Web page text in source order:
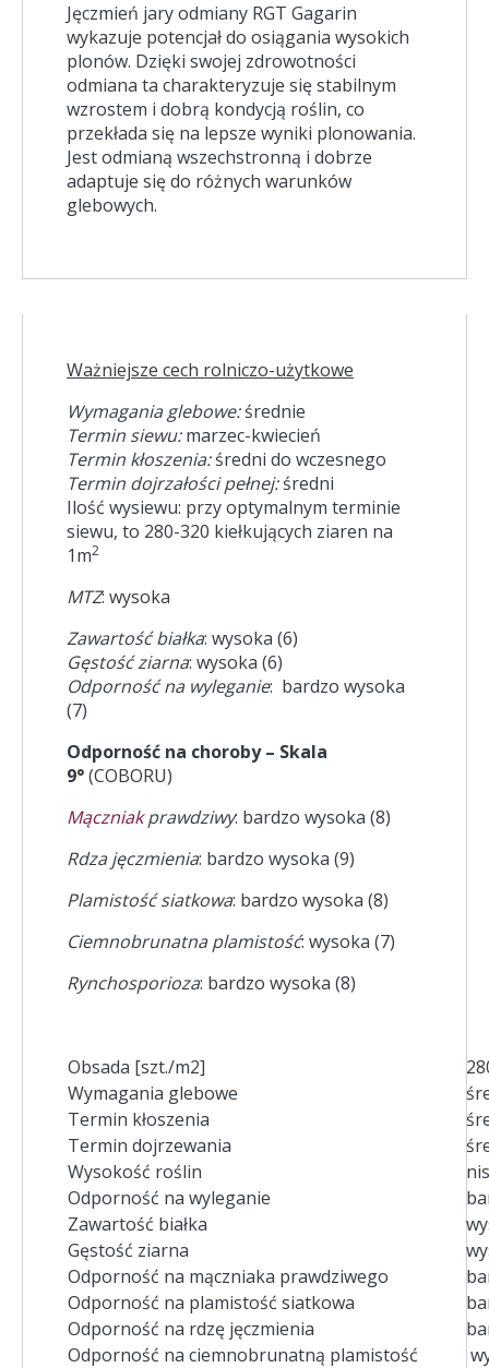
Jęczmień jary odmiany RGT Gagarin
wykazuje potencjał do osiągania wysokich
plonów. Dzięki swojej zdrowotności
odmiana ta charakteryzuje się stabilnym
wzrostem i dobrą kondycją roślin, co
przekłada się na lepsze wyniki plonowania.
Jest odmianą wszechstronną i dobrze
adaptuje się do różnych warunków
glebowych.
Ważniejsze cech rolniczo-użytkowe
Wymagania glebowe:średnie
Termin siewu:marzec-kwiecień
Termin kłoszenia:średni do wczesnego
Termin dojrzałości pełnej:średni
Ilość wysiewu: przy optymalnym terminie
siewu, to 280-320 kiełkujących ziaren na
1m2
MTZ: wysoka
Zawartość białka: wysoka (6)
Gęstość ziarna: wysoka (6)
Odporność na wyleganie: bardzo wysoka
(7)
Odporność na choroby – Skala
9°(COBORU)
Mączniak prawdziwy: bardzo wysoka (8)
Rdza jęczmienia: bardzo wysoka (9)
Plamistość siatkowa: bardzo wysoka (8)
Ciemnobrunatna plamistość: wysoka (7)
Rynchosporioza: bardzo wysoka (8)
Obsada [szt./m2]
Wymagania glebowe
Termin kłoszenia
Termin dojrzewania
Wysokość roślin
Odporność na wyleganie
Zawartość białka
Gęstość ziarna
Odporność na mączniaka prawdziwego
Odporność na plamistość siatkowa
Odporność na rdzę jęczmienia
Odporność na ciemnobrunatną plamistość